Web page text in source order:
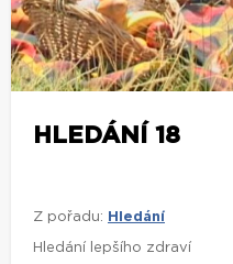
HLEDÁNÍ 18
Z pořadu: Hledání
Hledání lepšího zdraví